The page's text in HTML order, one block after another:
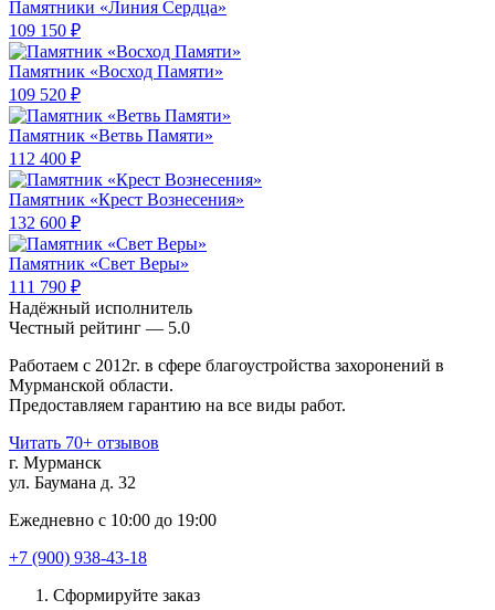
Памятники «Линия Сердца»
109 150 ₽
Памятник «Восход Памяти»
109 520 ₽
Памятник «Ветвь Памяти»
112 400 ₽
Памятник «Крест Вознесения»
132 600 ₽
Памятник «Свет Веры»
111 790 ₽
Надёжный исполнитель
Чеcтный рейтинг — 5.0
Работаем с 2012г. в сфере благоустройства захоронений в
Мурманской области.
Предоставляем гарантию на все виды работ.
Читать 70+ отзывов
г. Мурманск
ул. Баумана д. 32
Ежедневно с 10:00 до 19:00
+7 (900) 938-43-18
Сформируйте заказ